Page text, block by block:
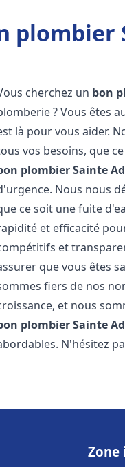
plombier
cherchez un bon
? Vous êtes
là pour vous aider.
vos besoins, que
plombierSainte
Nous nous
ce soit une fuite
et efficacité
et
que vous êtes
fiers de nos
et nous
plombierSainte
N'hésitez